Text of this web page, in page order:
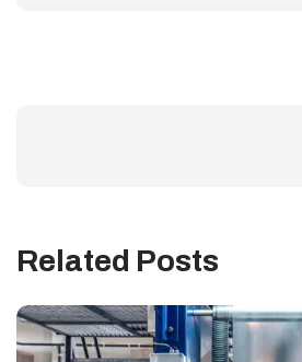
Related Posts